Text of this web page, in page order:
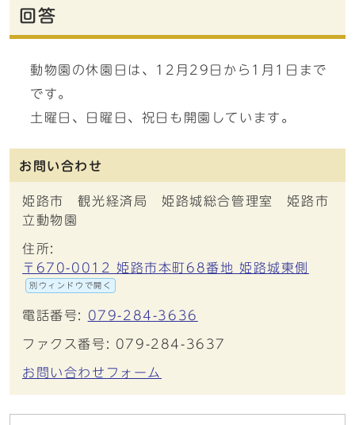
回答
動物園の休園日は、12月29日から1月1日まで
です。
土曜日、日曜日、祝日も開園しています。
お問い合わせ
姫路市 観光経済局 姫路城総合管理室 姫路市
立動物園
住所:
〒670-0012 姫路市本町68番地 姫路城東側
別ウィンドウで開く
電話番号: 079-284-3636
ファクス番号: 079-284-3637
お問い合わせフォーム